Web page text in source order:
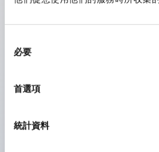
必要
首選項
統計資料
透過6種形式與接點模組段數的
造。
配備可確認接點狀態的指示燈，
手柄可從6種中選擇